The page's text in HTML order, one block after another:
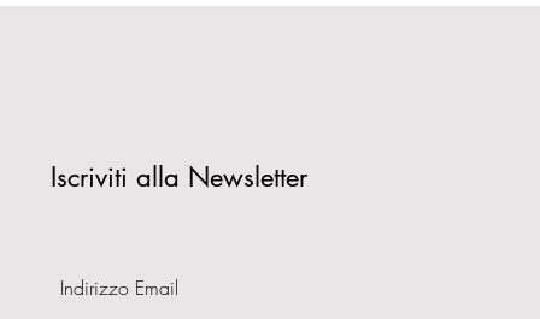
Iscriviti alla Newsletter